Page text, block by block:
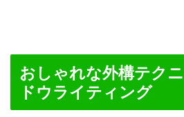
おしゃれな外構テクニ
ドウライティング